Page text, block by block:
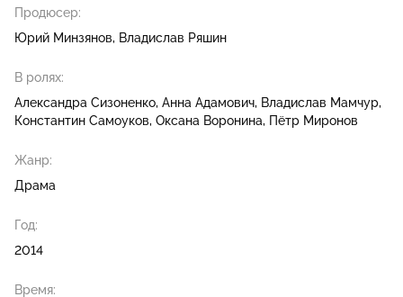
Продюсер:
Юрий Минзянов
Владислав Ряшин
В ролях:
Александра Сизоненко Анна Адамович Владислав Мамчур
Константин Самоуков Оксана Воронина Пётр Миронов
Жанр:
Драма
Год:
2014
Время: